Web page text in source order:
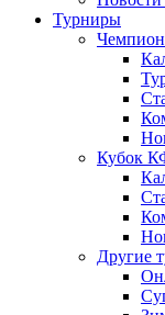
Турниры
Кубок
Другие